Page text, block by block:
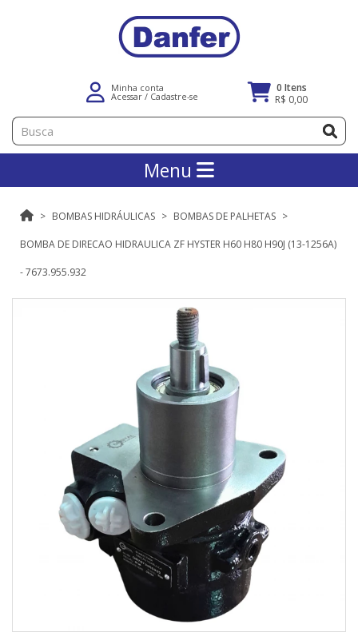
Minha conta
Acessar / Cadastre-se
0 Itens
R$ 0,00
Menu
BOMBAS HIDRÁULICAS BOMBAS DE PALHETAS
BOMBA DE DIRECAO HIDRAULICA ZF HYSTER H60 H80 H90J (13-1256A)
- 7673.955.932